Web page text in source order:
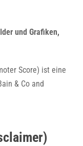
und Grafiken,
Score) ist eine
& Co and